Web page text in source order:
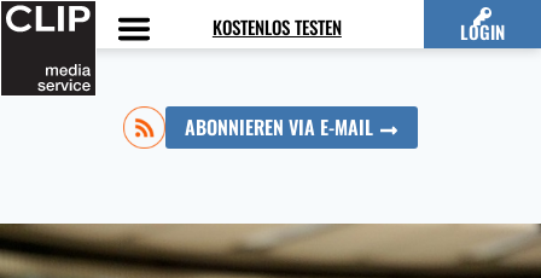
Zum
Inhalt
springen
KOSTENLOS TESTEN LOGIN
ABONNIEREN VIA E-MAIL